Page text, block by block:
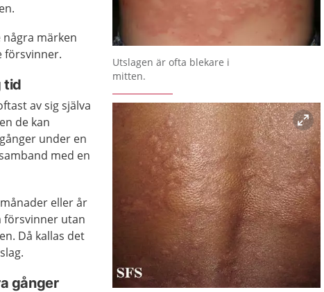
Förstora bilden
Utslagen är ofta blekare i
mitten.
märken
försvinner.
tid
av sig själva
de kan
under en
med en
eller år
försvinner utan
Då kallas det
gånger